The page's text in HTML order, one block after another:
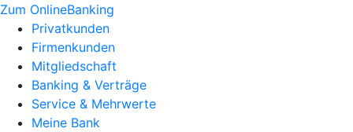
Zum OnlineBanking
Privatkunden
Firmenkunden
Mitgliedschaft
Banking & Verträge
Service & Mehrwerte
Meine Bank